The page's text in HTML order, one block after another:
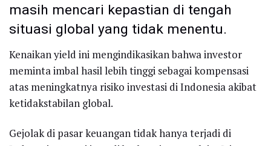
masih mencari kepastian di tengah
situasi global yang tidak menentu.
Kenaikan yield ini mengindikasikan bahwa investor
meminta imbal hasil lebih tinggi sebagai kompensasi
atas meningkatnya risiko investasi di Indonesia akibat
ketidakstabilan global.
Gejolak di pasar keuangan tidak hanya terjadi di